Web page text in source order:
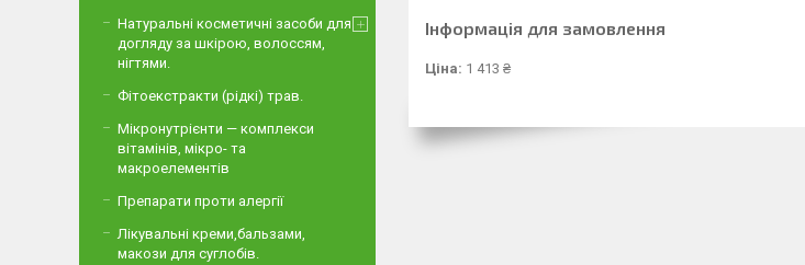
Інформація для замовлення
Ціна: 1 413 ₴
Натуральні косметичні засоби для
догляду за шкірою, волоссям,
нігтями.
Фітоекстракти (рідкі) трав.
Мікронутрієнти — комплекси
вітамінів, мікро- та
макроелементів
Препарати проти алергії
Лікувальні креми,бальзами,
макози для суглобів.